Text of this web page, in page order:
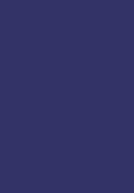
webbplats, öppnas